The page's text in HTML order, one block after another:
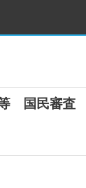
国民審査